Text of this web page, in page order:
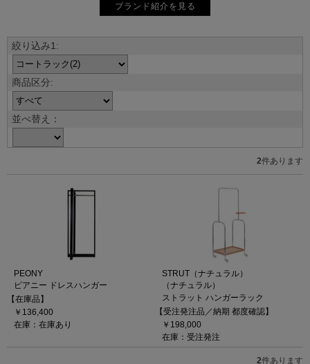
ブランド紹介を見る
並べ替え：
2件あります
PEONY
ピアニー ドレスハンガー
【在庫品】
￥136,400
在庫：在庫あり
STRUT（ナチュラル）
（ナチュラル）
ストラット ハンガーラック
【受注発注品／納期 都度確認】
￥198,000
在庫：受注発注
2件あります